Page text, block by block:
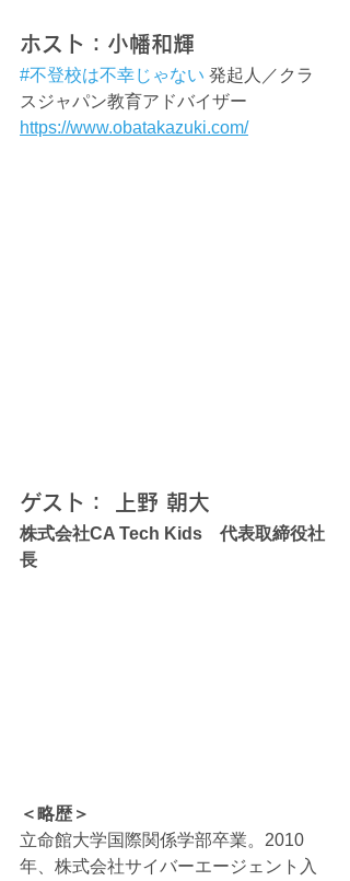
ホスト：小幡和輝
#不登校は不幸じゃない 発起人／クラ
スジャパン教育アドバイザー
https://www.obatakazuki.com/
ゲスト： 上野 朝大
株式会社CA Tech Kids　代表取締役社
長
＜略歴＞
立命館大学国際関係学部卒業。2010
年、株式会社サイバーエージェント入